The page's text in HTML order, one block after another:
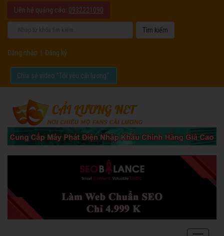
Liên hệ quảng cáo: 0932221090
Đăng nhập Đăng ký
Chia sẻ video "Tôi yêu cải lương".